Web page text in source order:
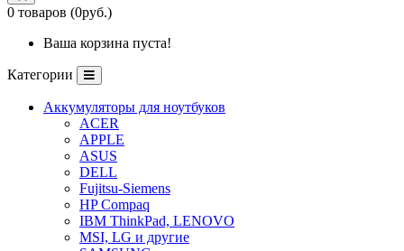
0 товаров (0руб.)
Ваша корзина пуста!
Категории
Аккумуляторы для ноутбуков
ACER
APPLE
ASUS
DELL
Fujitsu-Siemens
HP Compaq
IBM ThinkPad, LENOVO
MSI, LG и другие